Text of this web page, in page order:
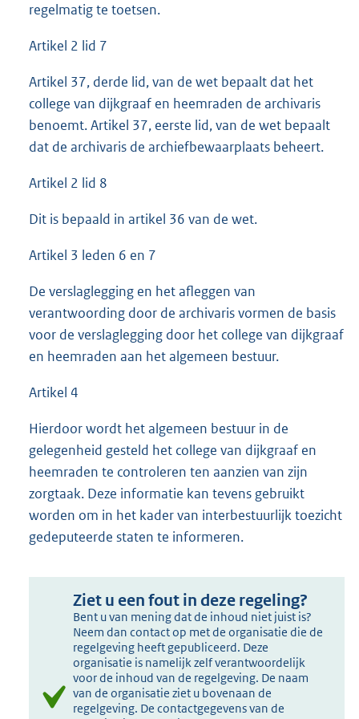
regelmatig te toetsen.
Artikel 2 lid 7
Artikel 37, derde lid, van de wet bepaalt dat het
college van dijkgraaf en heemraden de archivaris
benoemt. Artikel 37, eerste lid, van de wet bepaalt
dat de archivaris de archiefbewaarplaats beheert.
Artikel 2 lid 8
Dit is bepaald in artikel 36 van de wet.
Artikel 3 leden 6 en 7
De verslaglegging en het afleggen van
verantwoording door de archivaris vormen de basis
voor de verslaglegging door het college van dijkgraaf
en heemraden aan het algemeen bestuur.
Artikel 4
Hierdoor wordt het algemeen bestuur in de
gelegenheid gesteld het college van dijkgraaf en
heemraden te controleren ten aanzien van zijn
zorgtaak. Deze informatie kan tevens gebruikt
worden om in het kader van interbestuurlijk toezicht
gedeputeerde staten te informeren.
Ziet u een fout in deze regeling?
Bent u van mening dat de inhoud niet juist is?
Neem dan contact op met de organisatie die de
regelgeving heeft gepubliceerd. Deze
organisatie is namelijk zelf verantwoordelijk
voor de inhoud van de regelgeving. De naam
van de organisatie ziet u bovenaan de
regelgeving. De contactgegevens van de